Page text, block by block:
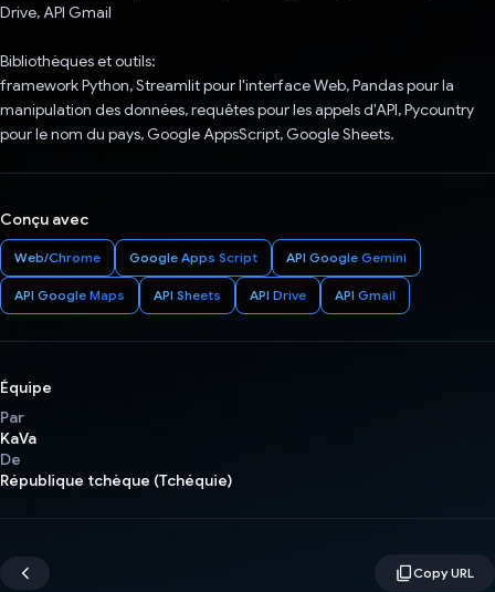
Drive, API Gmail
Bibliothèques et outils:
framework Python, Streamlit pour l'interface Web, Pandas pour la
manipulation des données, requêtes pour les appels d'API, Pycountry
pour le nom du pays, Google AppsScript, Google Sheets.
Conçu avec
Web/Chrome Google Apps Script API Google Gemini
API Google Maps API Sheets API Drive API Gmail
Équipe
Par
KaVa
De
République tchèque (Tchéquie)